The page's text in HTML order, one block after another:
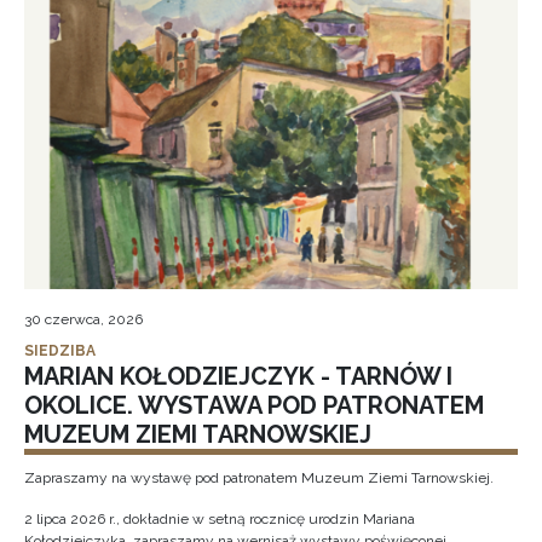
30 czerwca, 2026
SIEDZIBA
MARIAN KOŁODZIEJCZYK - TARNÓW I
OKOLICE. WYSTAWA POD PATRONATEM
MUZEUM ZIEMI TARNOWSKIEJ
Zapraszamy na wystawę pod patronatem Muzeum Ziemi Tarnowskiej.
2 lipca 2026 r., dokładnie w setną rocznicę urodzin Mariana